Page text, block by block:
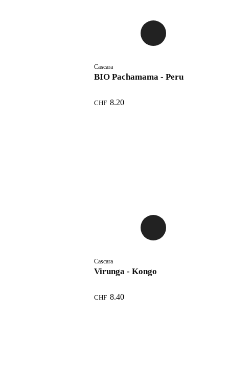
Cascara
BIO Pachamama - Peru
CHF 8.20
Cascara
Virunga - Kongo
CHF 8.40